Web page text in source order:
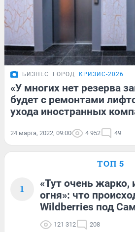
БИЗНЕС ГОРОД КРИЗИС-2026
«У многих нет резерва
будет с ремонтами
ухода иностранных
24 марта, 2022, 09:00 4 952 49
ТОП 5
1
«Тут очень жарко,
огня»: что
Wildberries под
121 312 208